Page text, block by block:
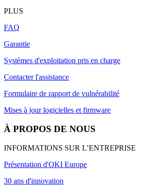
PLUS
FAQ
Garantie
Systèmes d'exploitation pris en charge
Contacter l'assistance
Formulaire de rapport de vulnérabilité
Mises à jour logicielles et firmware
À PROPOS DE NOUS
INFORMATIONS SUR L’ENTREPRISE
Présentation d'OKI Europe
30 ans d'innovation